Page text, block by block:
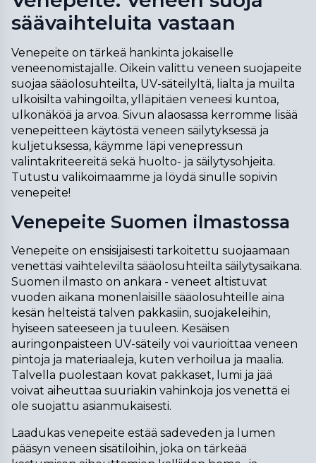
säävaihteluita vastaan
Venepeite on tärkeä hankinta jokaiselle
veneenomistajalle. Oikein valittu veneen suojapeite
suojaa sääolosuhteilta, UV-säteilyltä, lialta ja muilta
ulkoisilta vahingoilta, ylläpitäen veneesi kuntoa,
ulkonäköä ja arvoa. Sivun alaosassa kerromme lisää
venepeitteen käytöstä veneen säilytyksessä ja
kuljetuksessa, käymme läpi venepressun
valintakriteereitä sekä huolto- ja säilytysohjeita.
Tutustu valikoimaamme ja löydä sinulle sopivin
venepeite!
Venepeite Suomen ilmastossa
Venepeite on ensisijaisesti tarkoitettu suojaamaan
venettäsi vaihtelevilta sääolosuhteilta säilytysaikana.
Suomen ilmasto on ankara - veneet altistuvat
vuoden aikana monenlaisille sääolosuhteille aina
kesän helteistä talven pakkasiin, suojakeleihin,
hyiseen sateeseen ja tuuleen. Kesäisen
auringonpaisteen UV-säteily voi vaurioittaa veneen
pintoja ja materiaaleja, kuten verhoilua ja maalia.
Talvella puolestaan kovat pakkaset, lumi ja jää
voivat aiheuttaa suuriakin vahinkoja jos venettä ei
ole suojattu asianmukaisesti.
Laadukas venepeite estää sadeveden ja lumen
pääsyn veneen sisätiloihin, joka on tärkeää